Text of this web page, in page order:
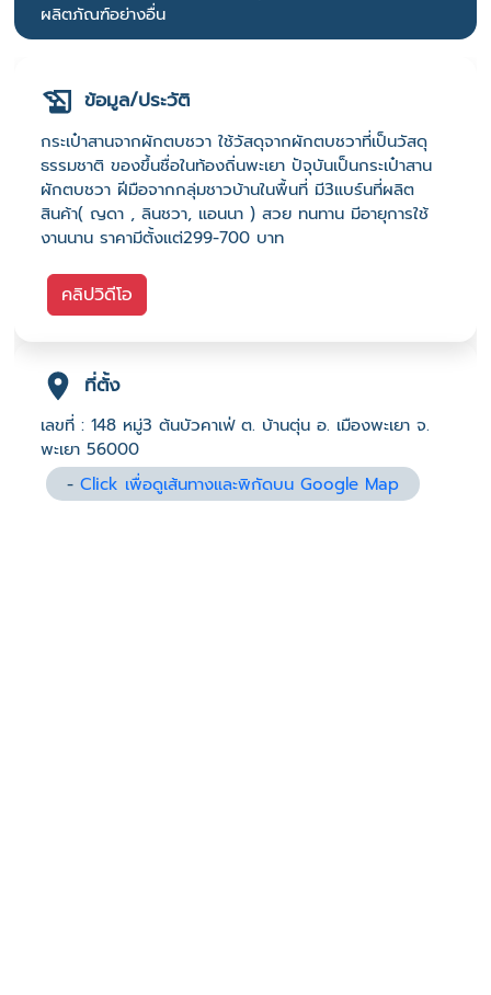
ผลิตภัณฑ์อย่างอื่น
ข้อมูล/ประวัติ
กระเป๋าสานจากผักตบชวา ใช้วัสดุจากผักตบชวาที่เป็นวัสดุ
ธรรมชาติ ของขึ้นชื่อในท้องถิ่นพะเยา ปัจุบันเป็นกระเป๋าสาน
ผักตบชวา ฝีมือจากกลุ่มชาวบ้านในพื้นที่ มี3แบร์นที่ผลิต
สินค้า( ญดา , ลินชวา, แอนนา ) สวย ทนทาน มีอายุการใช้
งานนาน ราคามีตั้งแต่299-700 บาท
คลิปวิดีโอ
ที่ตั้ง
เลขที่ : 148 หมู่3 ต้นบัวคาเฟ่ ต. บ้านตุ่น อ. เมืองพะเยา จ.
พะเยา 56000
-Click เพื่อดูเส้นทางและพิกัดบน Google Map